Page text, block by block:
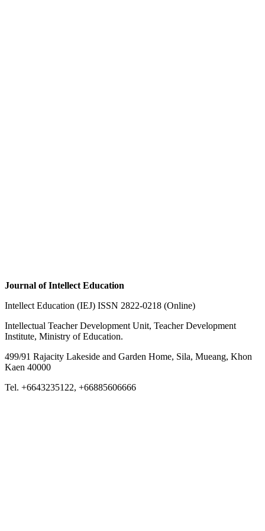
Journal of Intellect Education
Intellect Education (IEJ) ISSN 2822-0218 (Online)
Intellectual Teacher Development Unit, Teacher Development
Institute, Ministry of Education.
499/91 Rajacity Lakeside and Garden Home, Sila, Mueang, Khon
Kaen 40000
Tel. +6643235122, +66885606666